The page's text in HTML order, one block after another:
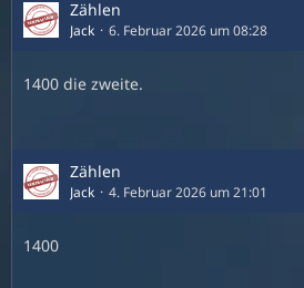
Zählen
Jack 6. Februar 2026 um 08:28
1400 die zweite.
Zählen
Jack 4. Februar 2026 um 21:01
1400